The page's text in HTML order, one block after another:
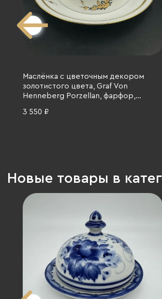
Маслёнка с цветочным декором
золотистого цвета, Graf Von
Henneberg Porzellan, фарфор,
3 550 ₽
Новые товары в